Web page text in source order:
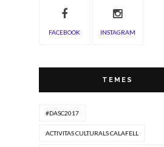
FACEBOOK INSTAGRAM
TEMES
#DASC2017
ACTIVITAS CULTURALS CALAFELL